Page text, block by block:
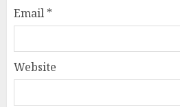
Email *
Website